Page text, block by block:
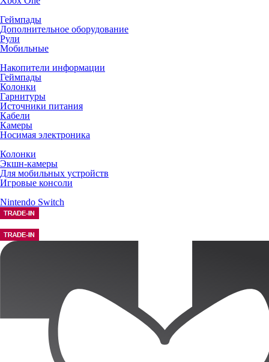
Геймпады
Дополнительное оборудование
Рули
Мобильные
Накопители информации
Геймпады
Колонки
Гарнитуры
Источники питания
Кабели
Камеры
Носимая электроника
Колонки
Экшн-камеры
Для мобильных устройств
Игровые консоли
Nintendo Switch